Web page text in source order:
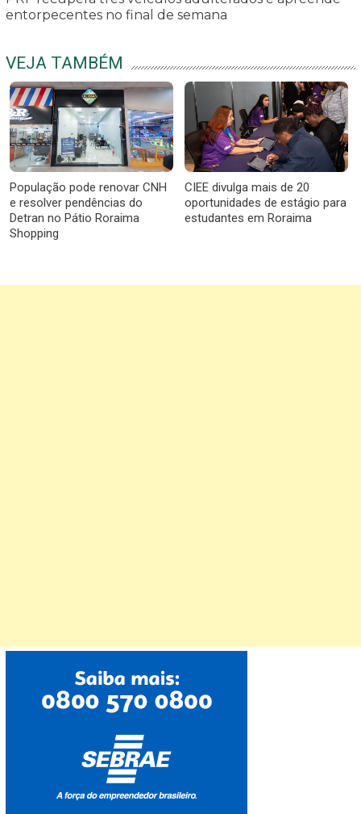
entorpecentes no final de semana
VEJA TAMBÉM
População pode renovar CNH
e resolver pendências do
Detran no Pátio Roraima
Shopping
CIEE divulga mais de 20
oportunidades de estágio para
estudantes em Roraima